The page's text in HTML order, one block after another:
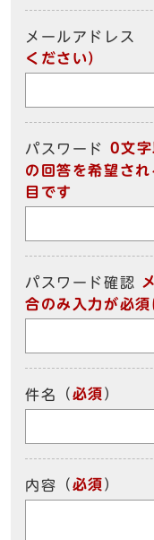
メールアドレス
ください）
パスワード
0文
の回答を希望さ
目です
パスワード確認
合のみ入力が必
件名 （ 必須 ）
内容 （ 必須 ）